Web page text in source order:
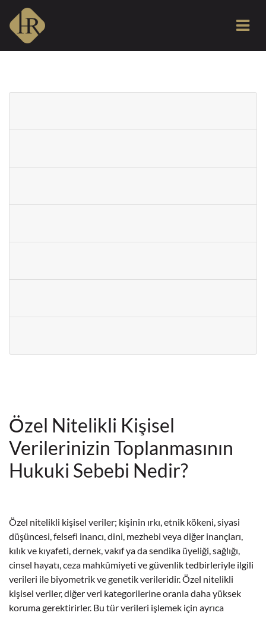
Özel Nitelikli Kişisel
Verilerinizin Toplanmasının
Hukuki Sebebi Nedir?
Özel nitelikli kişisel veriler; kişinin ırkı, etnik kökeni, siyasi
düşüncesi, felsefi inancı, dini, mezhebi veya diğer inançları,
kılık ve kıyafeti, dernek, vakıf ya da sendika üyeliği, sağlığı,
cinsel hayatı, ceza mahkûmiyeti ve güvenlik tedbirleriyle ilgili
verileri ile biyometrik ve genetik verileridir. Özel nitelikli
kişisel veriler, diğer veri kategorilerine oranla daha yüksek
koruma gerektirirler. Bu tür verileri işlemek için ayrıca